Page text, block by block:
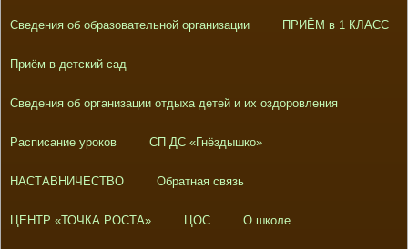
Сведения об образовательной организации ПРИЁМ в 1 КЛАСС
Приём в детский сад
Сведения об организации отдыха детей и их оздоровления
Расписание уроков СП ДС «Гнёздышко»
НАСТАВНИЧЕСТВО Обратная связь
ЦЕНТР «ТОЧКА РОСТА» ЦОС О школе